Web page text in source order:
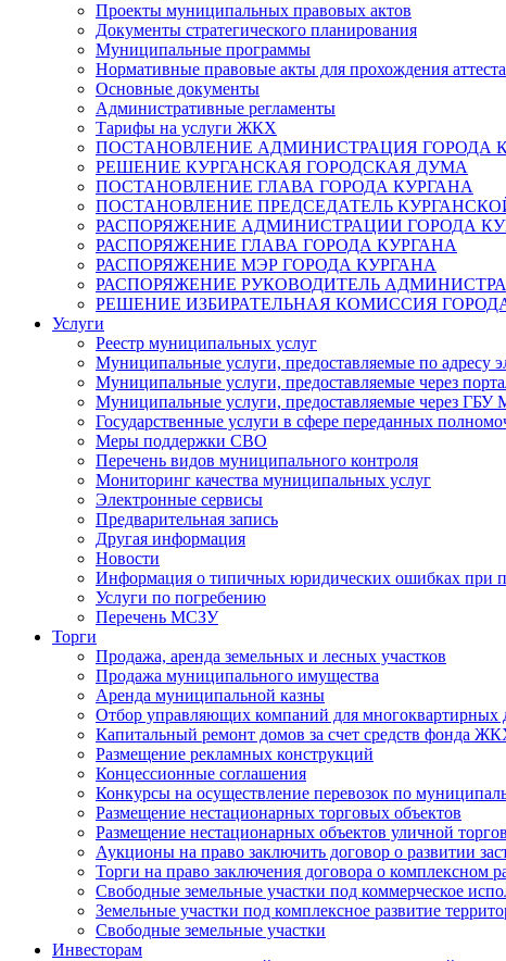
Проекты муниципальных правовых актов
Документы стратегического планирования
Муниципальные программы
Нормативные правовые акты для прохождения
Основные документы
Административные регламенты
Тарифы на услуги ЖКХ
ПОСТАНОВЛЕНИЕ АДМИНИСТРАЦИЯ ГОРОДА
РЕШЕНИЕ КУРГАНСКАЯ ГОРОДСКАЯ ДУМА
ПОСТАНОВЛЕНИЕ ГЛАВА ГОРОДА КУРГАНА
ПОСТАНОВЛЕНИЕ ПРЕДСЕДАТЕЛЬ
РАСПОРЯЖЕНИЕ АДМИНИСТРАЦИИ ГОРОДА
РАСПОРЯЖЕНИЕ ГЛАВА ГОРОДА КУРГАНА
РАСПОРЯЖЕНИЕ МЭР ГОРОДА КУРГАНА
РАСПОРЯЖЕНИЕ РУКОВОДИТЕЛЬ
РЕШЕНИЕ ИЗБИРАТЕЛЬНАЯ КОМИССИЯ
Услуги
Реестр муниципальных услуг
Муниципальные услуги, предоставляемые по адресу
Муниципальные услуги, предоставляемые через
Муниципальные услуги, предоставляемые через
Государственные услуги в сфере переданных
Меры поддержки СВО
Перечень видов муниципального контроля
Мониторинг качества муниципальных услуг
Электронные сервисы
Предварительная запись
Другая информация
Новости
Информация о типичных юридических ошибках при
Услуги по погребению
Перечень МСЗУ
Торги
Продажа, аренда земельных и лесных участков
Продажа муниципального имущества
Аренда муниципальной казны
Отбор управляющих компаний для многоквартирных
Капитальный ремонт домов за счет средств фонда
Размещение рекламных конструкций
Концессионные соглашения
Конкурсы на осуществление перевозок по
Размещение нестационарных торговых объектов
Размещение нестационарных объектов уличной
Аукционы на право заключить договор о развитии
Торги на право заключения договора о комплексном
Свободные земельные участки под коммерческое
Земельные участки под комплексное развитие
Свободные земельные участки
Инвесторам